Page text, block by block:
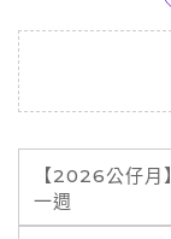
【2026公仔
一週